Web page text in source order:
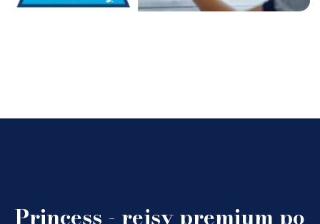
Princess - rejsy premium po